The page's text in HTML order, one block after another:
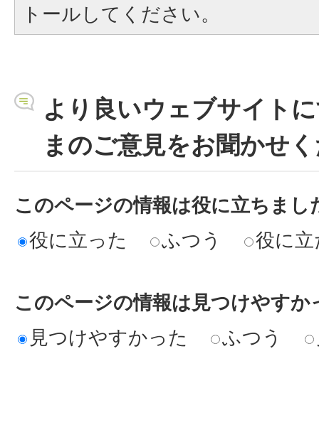
トールしてください。
より良いウェブサイト
まのご意見をお聞かせ
このページの情報は役に立ちまし
役に立った
ふつう 役に
このページの情報は見つけやすか
見つけやすかった
ふつう